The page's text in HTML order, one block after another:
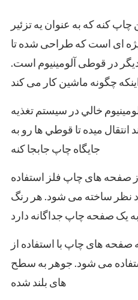
چاپ کنه که به عنوان یه تزئیر
ای است که طراحی شده تا
در قوطی آلومینیوم است.
خالي در سيستم تغذيه
انتقال ميده تا قوطي ها رو به
جايگاه چاپ جابجا کنه
های چاپ فلز استفاده
نظر ساخته می شود. هر رنگ
های چاپ با استفاده از
می شود. جوهر به سطح
های بلند شده